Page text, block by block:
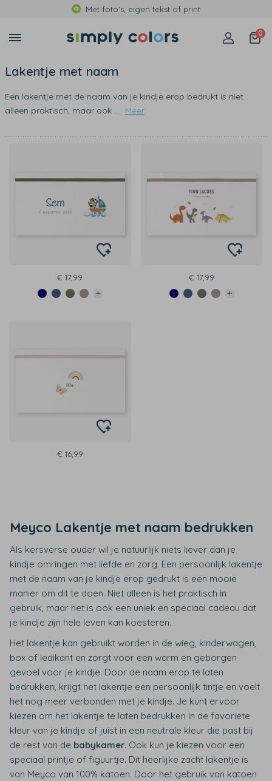
Met foto's, eigen tekst of print
0
Lakentje met naam
Een lakentje met de naam van je kindje erop bedrukt is niet
alleen praktisch, maar ook ... Meer
€ 17,99 € 17,99
€ 16,99
Meyco Lakentje met naam bedrukken
Als kersverse ouder wil je natuurlijk niets liever dan je
kindje omringen met liefde en zorg. Een persoonlijk lakentje
met de naam van je kindje erop gedrukt is een mooie
manier om dit te doen. Niet alleen is het praktisch in
gebruik, maar het is ook een uniek en speciaal cadeau dat
je kindje zijn hele leven kan koesteren.
Het lakentje kan gebruikt worden in de wieg, kinderwagen,
box of ledikant en zorgt voor een warm en geborgen
gevoel voor je kindje. Door de naam erop te laten
bedrukken, krijgt het lakentje een persoonlijk tintje en voelt
het nog meer verbonden met je kindje. Je kunt ervoor
kiezen om het lakentje te laten bedrukken in de favoriete
kleur van je kindje of juist in een neutrale kleur die past bij
de rest van de babykamer. Ook kun je kiezen voor een
speciaal printje of figuurtje. Dit heerlijke zacht lakentje is
van Meyco van 100% katoen. Door het gebruik van katoen